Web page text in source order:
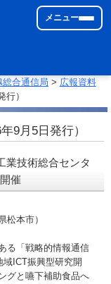
メニュー
総合通信局 > 広報資料
）
9月5日発行）
業技術総合センタ
催
松本市）
る「戦略的情報通信
ICT振興型研究開
グと嚥下補助食品へ